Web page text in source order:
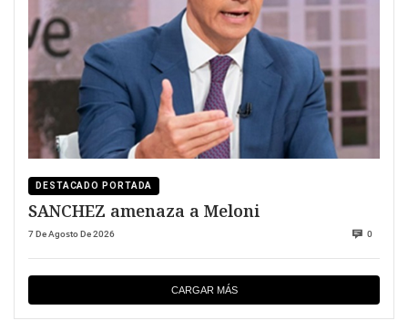
DESTACADO PORTADA
SANCHEZ amenaza a Meloni
7 De Agosto De 2026 0
CARGAR MÁS